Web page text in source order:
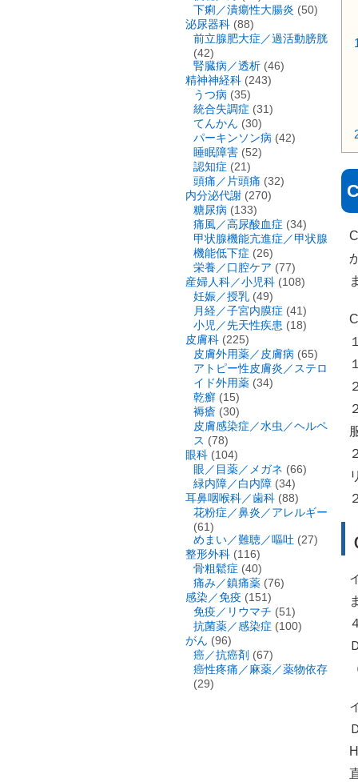
下痢／潰瘍性大腸炎 (50)
泌尿器科 (88)
前立腺肥大症／過活動膀胱
(42)
腎臓病／透析 (46)
精神神経科 (243)
うつ病 (35)
統合失調症 (31)
てんかん (30)
パーキンソン病 (42)
睡眠障害 (52)
認知症 (21)
頭痛／片頭痛 (32)
内分泌代謝 (270)
糖尿病 (133)
痛風／高尿酸血症 (34)
甲状腺機能亢進症／甲状腺
機能低下症 (26)
栄養／口腔ケア (77)
産婦人科／小児科 (108)
妊娠／授乳 (49)
月経／子宮内膜症 (41)
小児／先天性疾患 (18)
皮膚科 (225)
皮膚外用薬／皮膚病 (65)
アトピー性皮膚炎／ステロ
イド外用薬 (34)
乾癬 (15)
褥瘡 (30)
皮膚感染症／水虫／ヘルペ
ス (78)
眼科 (104)
眼／目薬／メガネ (66)
緑内障／白内障 (34)
耳鼻咽喉科／歯科 (88)
花粉症／鼻炎／アレルギー
(61)
めまい／難聴／嘔吐 (27)
整形外科 (116)
骨粗鬆症 (40)
痛み／鎮痛薬 (76)
感染／免疫 (151)
免疫／リウマチ (51)
抗菌薬／感染症 (100)
がん (96)
癌／抗癌剤 (67)
癌性疼痛／麻薬／薬物依存
(29)